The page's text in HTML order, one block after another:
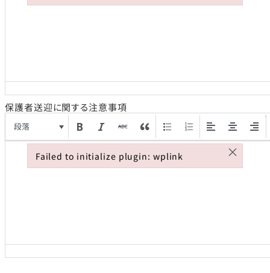
保護者送迎に関する注意事項
段落
Failed to initialize plugin: wplink
Failed to initialize plugin: wplink ×
Failed to initialize plugin: wplink